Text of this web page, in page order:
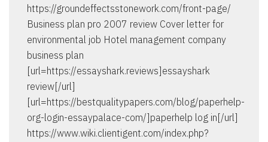
https://groundeffectsstonework.com/front-page/
Business plan pro 2007 review Cover letter for
environmental job Hotel management company
business plan
[url=https://essayshark.reviews]essayshark
review[/url]
[url=https://bestqualitypapers.com/blog/paperhelp-
org-login-essaypalace-com/]paperhelp log in[/url]
https://www.wiki.clientigent.com/index.php?